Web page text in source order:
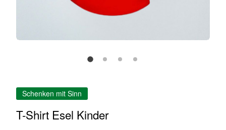
Anfang
der
Bildgalerie
Schenken mit Sinn
T-Shirt Esel Kinder